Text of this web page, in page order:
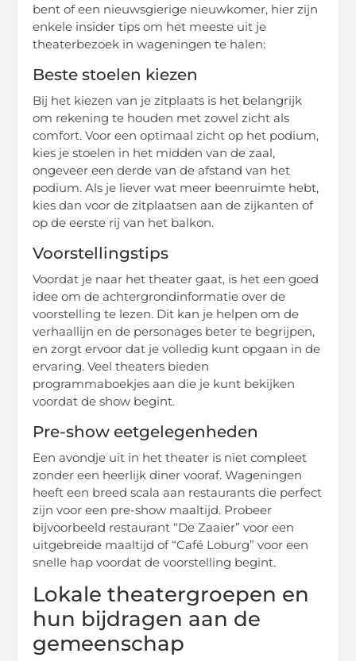
bent of een nieuwsgierige nieuwkomer, hier zijn
enkele insider tips om het meeste uit je
theaterbezoek in wageningen te halen:
Beste stoelen kiezen
Bij het kiezen van je zitplaats is het belangrijk
om rekening te houden met zowel zicht als
comfort. Voor een optimaal zicht op het podium,
kies je stoelen in het midden van de zaal,
ongeveer een derde van de afstand van het
podium. Als je liever wat meer beenruimte hebt,
kies dan voor de zitplaatsen aan de zijkanten of
op de eerste rij van het balkon.
Voorstellingstips
Voordat je naar het theater gaat, is het een goed
idee om de achtergrondinformatie over de
voorstelling te lezen. Dit kan je helpen om de
verhaallijn en de personages beter te begrijpen,
en zorgt ervoor dat je volledig kunt opgaan in de
ervaring. Veel theaters bieden
programmaboekjes aan die je kunt bekijken
voordat de show begint.
Pre-show eetgelegenheden
Een avondje uit in het theater is niet compleet
zonder een heerlijk diner vooraf. Wageningen
heeft een breed scala aan restaurants die perfect
zijn voor een pre-show maaltijd. Probeer
bijvoorbeeld restaurant “De Zaaier” voor een
uitgebreide maaltijd of “Café Loburg” voor een
snelle hap voordat de voorstelling begint.
Lokale theatergroepen en
hun bijdragen aan de
gemeenschap